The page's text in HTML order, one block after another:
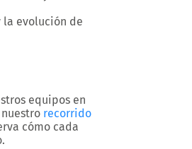
la evolución de
equipos en
recorrido
cómo cada